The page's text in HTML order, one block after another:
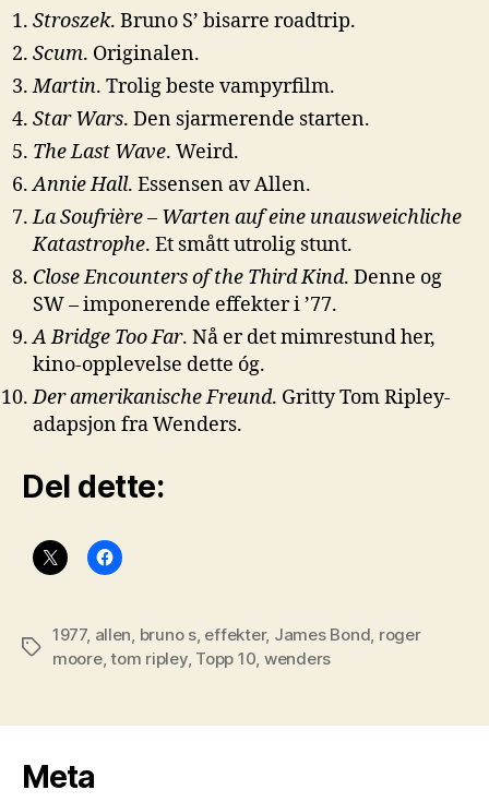
Stroszek. Bruno S’ bisarre roadtrip.
Scum. Originalen.
Martin. Trolig beste vampyrfilm.
Star Wars. Den sjarmerende starten.
The Last Wave. Weird.
Annie Hall. Essensen av Allen.
La Soufrière – Warten auf eine unausweichliche
Katastrophe. Et smått utrolig stunt.
Close Encounters of the Third Kind. Denne og
SW – imponerende effekter i ’77.
A Bridge Too Far. Nå er det mimrestund her,
kino-opplevelse dette óg.
Der amerikanische Freund. Gritty Tom Ripley-
adapsjon fra Wenders.
Del dette:
Stikkord
1977, allen bruno s, effekter, James Bond roger
moore,tom ripley, Topp 10 wenders
Meta